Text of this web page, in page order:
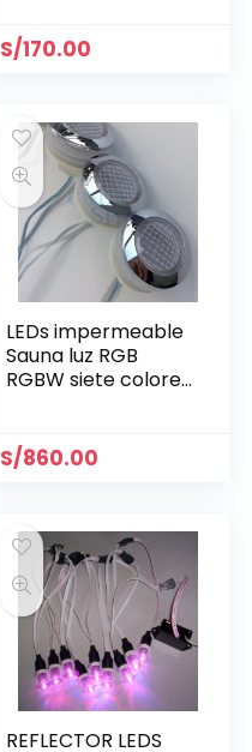
S/170.00
LEDs impermeable
Sauna luz RGB
RGBW siete colores
S/860.00
REFLECTOR LEDS